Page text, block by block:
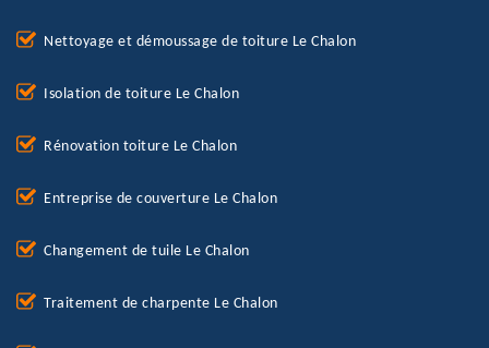
Nettoyage et démoussage de toiture Le Chalon
Isolation de toiture Le Chalon
Rénovation toiture Le Chalon
Entreprise de couverture Le Chalon
Changement de tuile Le Chalon
Traitement de charpente Le Chalon